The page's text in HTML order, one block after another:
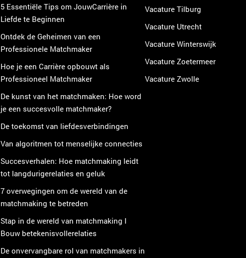
5 Essentiële Tips om JouwCarrière in
Liefde te Beginnen
Ontdek de Geheimen van een
Professionele Matchmaker
Hoe je een Carrière opbouwt als
Professioneel Matchmaker
De kunst van het matchmaken: Hoe word
je een succesvolle matchmaker?
De toekomst van liefdesverbindingen
Van algoritmen tot menselijke connecties
Succesverhalen: Hoe matchmaking leidt
tot langdurigerelaties en geluk
7 overwegingen om de wereld van de
matchmaking te betreden
Stap in de wereld van matchmaking I
Bouw betekenisvollerelaties
De onvervangbare rol van matchmakers in
Vacature Tilburg
Vacature Utrecht
Vacature Winterswijk
Vacature Zoetermeer
Vacature Zwolle